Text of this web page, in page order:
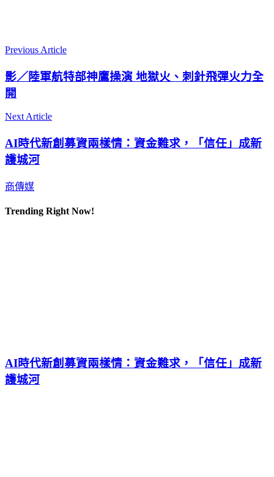
Previous Article
影／陸軍航特部神鷹操演 地獄火、刺針飛彈火力全
開
Next Article
AI時代新創募資兩樣情：資金難求，「信任」成新
護城河
商傳媒
Trending Right Now!
AI時代新創募資兩樣情：資金難求，「信任」成新
護城河